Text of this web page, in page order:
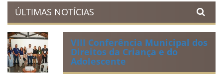
ÚLTIMAS NOTÍCIAS
VIII Conferência Municipal dos
Direitos da Criança e do
Adolescente